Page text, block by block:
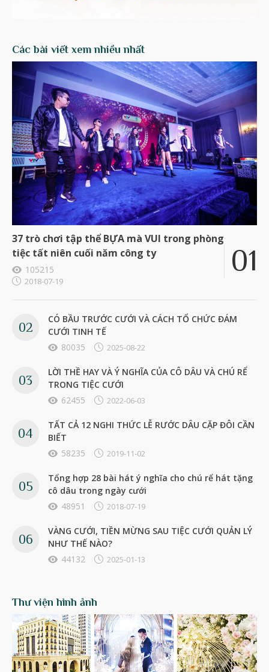
Các bài viết xem nhiều nhất
37 trò chơi tập thể BỰA mà VUI trong phòng
tiệc tất niên cuối năm công ty
105215
2018-07-19
CÓ BẦU TRƯỚC CƯỚI VÀ CÁCH TỔ CHỨC ĐÁM
CƯỚI TINH TẾ
80035
2025-08-22
LỜI THỀ HAY VÀ Ý NGHĨA CỦA CÔ DÂU VÀ CHÚ RỂ
TRONG TIỆC CƯỚI
62455
2022-06-03
TẤT CẢ 12 NGHI THỨC LỄ RƯỚC DÂU CẶP ĐÔI CẦN
BIẾT
58235
2019-11-02
Tổng hợp 28 bài hát ý nghĩa cho chú rể hát tặng
cô dâu trong ngày cưới
48951
2018-07-19
VÀNG CƯỚI, TIỀN MỪNG SAU TIỆC CƯỚI QUẢN LÝ
NHƯ THẾ NÀO?
44132
2025-01-13
Thư viện hình ảnh